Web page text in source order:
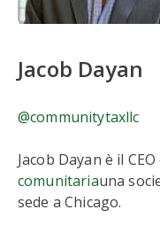
Jacob Dayan
@communitytaxllc
Jacob Dayan è il
comunitariauna
sede a Chicago.